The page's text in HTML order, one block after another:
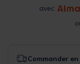
avec
Commander